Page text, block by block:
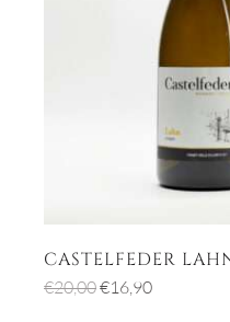
CASTELFEDER
€20,00Il
€16,90Il